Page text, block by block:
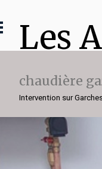
Les
chaudière
Intervention sur